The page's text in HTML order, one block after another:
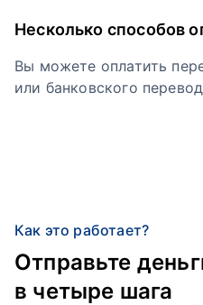
Несколько способов
Вы можете оплатить
или банковского
Как это работает?
Отправьте
в четыре шага